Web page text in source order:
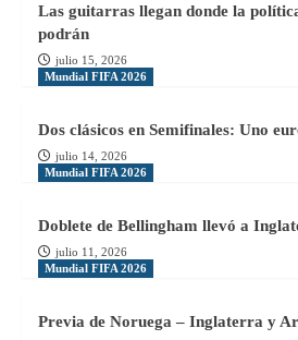
Las guitarras llegan donde la
podrán
julio 15, 2026
Mundial FIFA 2026
Dos clásicos en Semifinales: Uno
julio 14, 2026
Mundial FIFA 2026
Doblete de Bellingham llevó a
julio 11, 2026
Mundial FIFA 2026
Previa de Noruega – Inglaterra y